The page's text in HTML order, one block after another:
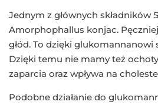
Jednym z głównych składników
Amorphophallus konjac.
głód. To dzięki
Dzięki temu nie mamy też
zaparcia oraz wpływa na
Podobne działanie do